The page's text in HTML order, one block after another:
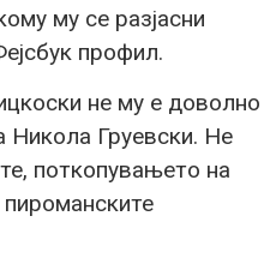
му се разјасни
профил.
не му е доволно
Никола Груевски. Не
поткопувањето на